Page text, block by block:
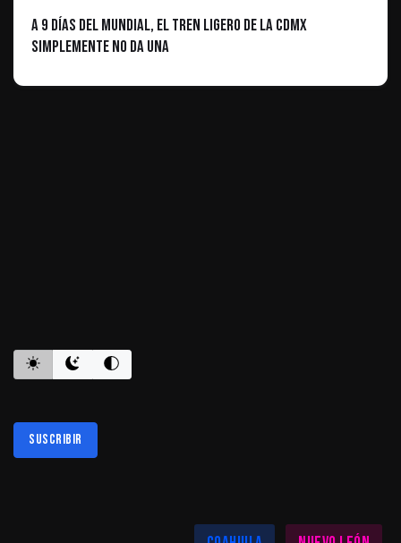
A 9 días del Mundial, el Tren Ligero de la CDMX
simplemente no da una
Suscribir